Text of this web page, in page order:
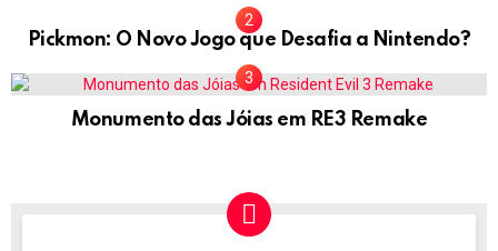
Pickmon: O Novo Jogo que Desafia a Nintendo?
Monumento das Jóias em RE3 Remake